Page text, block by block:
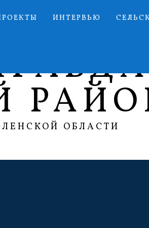
ИНТЕРВЬЮ
ОБЛАСТИ